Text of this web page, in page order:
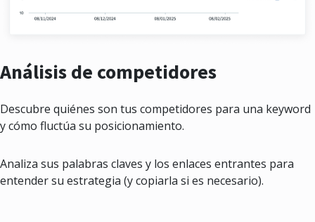
Análisis de competidores
Descubre quiénes son tus competidores para una keyword
y cómo fluctúa su posicionamiento.
Analiza sus palabras claves y los enlaces entrantes para
entender su estrategia (y copiarla si es necesario).